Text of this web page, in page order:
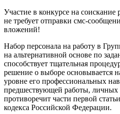
Участие в конкурсе на
не требует отправки смс-
вложений!
Набор персонала на работу в
на альтернативной основе по
способствует тщательная
решение о выборе основывается
уровне его профессиональных
предшествующей работы, личных
противоречит части первой
кодекса Российской Федерации.